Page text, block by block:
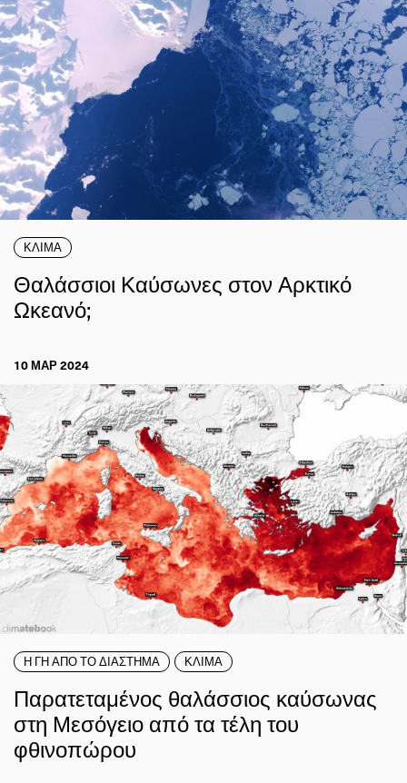
ΚΛΙΜΑ
Θαλάσσιοι Καύσωνες στον Αρκτικό
Ωκεανό;
10 ΜΑΡ 2024
Η ΓΗ ΑΠΟ ΤΟ ΔΙΑΣΤΗΜΑ ΚΛΙΜΑ
Παρατεταμένος θαλάσσιος καύσωνας
στη Μεσόγειο από τα τέλη του
φθινοπώρου